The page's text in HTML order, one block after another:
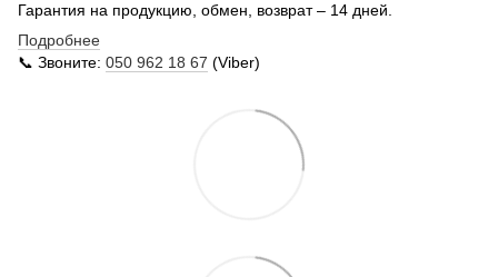
Гарантия на продукцию, обмен, возврат – 14 дней.
Подробнее
📞 Звоните: 050 962 18 67 (Viber)